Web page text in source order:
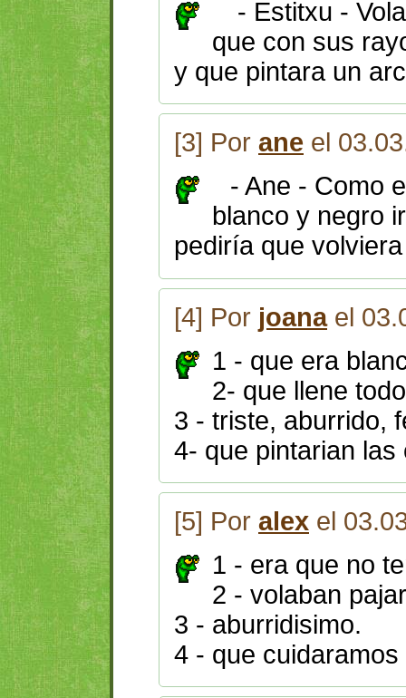
- Estitxu -
que con sus
y que pintara un
[3] Por ane el
- Ane - Como
blanco y negro
pediría que
[4] Por joanael
1 - que era
2- que llene
3 - triste, aburrido,
4- que pintarian las
[5] Por alex el
1 - era que no
2 - volaban
3 - aburridisimo.
4 - que